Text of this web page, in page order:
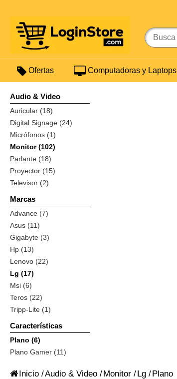
Ofertas Computadoras y Laptops
Audio & Video
Auricular (18)
Digital Signage (24)
Micrófonos (1)
Monitor (102)
Parlante (18)
Proyector (15)
Televisor (2)
Marcas
Advance (7)
Asus (11)
Gigabyte (3)
Hp (13)
Lenovo (22)
Lg (17)
Msi (6)
Teros (22)
Tripp-Lite (1)
Características
Plano (6)
Plano Gamer (11)
Inicio /Audio & Video /Monitor /Lg /Plano